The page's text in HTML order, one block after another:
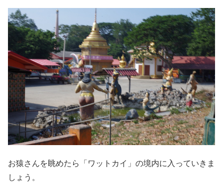
お猿さんを眺めたら「ワットカイ」の境内に入っていきま
しょう。